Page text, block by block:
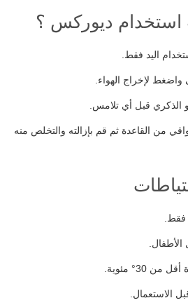
استخدام ديوركس ؟
اليد فقط.
لإخراج الهواء.
الذكري قبل أي تلامس.
من القاعدة ثم قم بإزالته والتخلص منه
فقط.
30° مئوية.
الاستعمال.